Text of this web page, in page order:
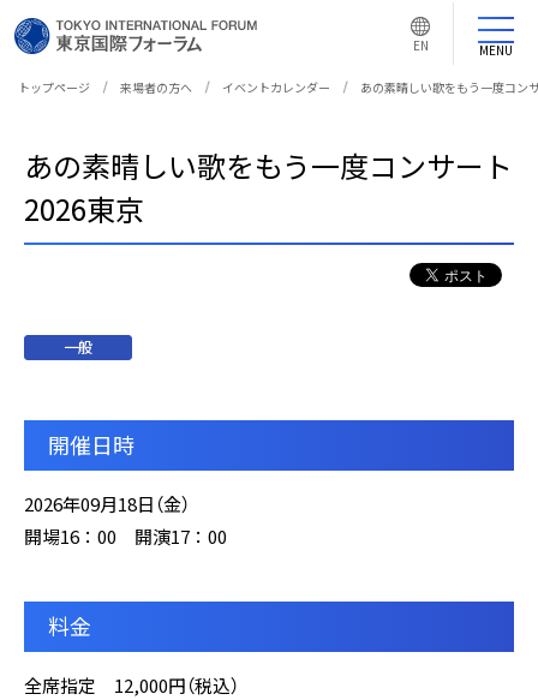
言
語
切
え
ボ
EN MENU
トップページ 来場者の方へ イベントカレンダー あの素晴しい歌をもう一度コン
あの素晴しい歌をもう一度コンサート
2026東京
一般
開催日時
2026年09月18日（金）
開場16：00 開演17：00
料金
全席指定 12,000円（税込）